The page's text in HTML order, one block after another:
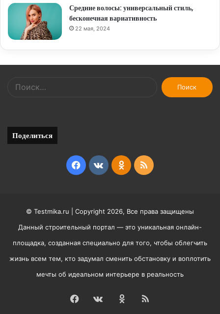
Средние волосы: универсальный стиль,
бесконечная вариативность
22 мая, 2024
Найти:
Поделиться
Facebook
vk.comOdnoklassniki
RSS
© Testmika.ru | Copyright 2026, Все права защищены
Данный строительный портал — это уникальная онлайн-
площадка, созданная специально для того, чтобы облегчить
жизнь всем тем, кто задумал сменить обстановку и воплотить
мечты об идеальном интерьере в реальность
Facebook
vk.comOdnoklassniki
RSS